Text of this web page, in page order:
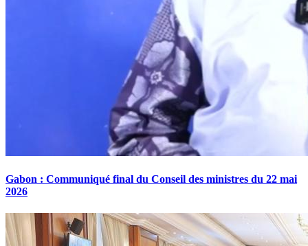
Gabon : Communiqué final du Conseil des ministres du 22 mai
2026